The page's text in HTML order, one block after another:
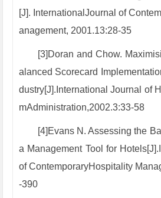
[J]. InternationalJournal of
anagement, 2001.13:28-35
[3]Doran and Chow.
alanced Scorecard
dustry[J].International Journal of
mAdministration,2002.3:33-58
[4]Evans N. Assessing the
a Management Tool for
of ContemporaryHospitality
-390